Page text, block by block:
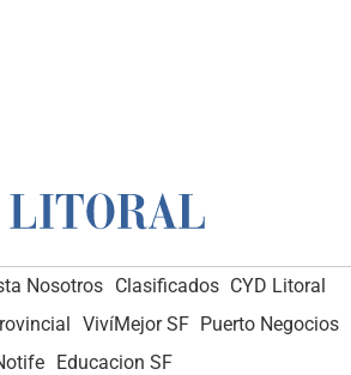
Nosotros Clasificados CYD Litoral
VivíMejor SF Puerto Negocios
Educacion SF